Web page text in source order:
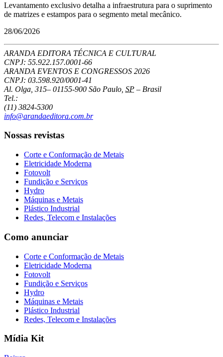
Levantamento exclusivo detalha a infraestrutura para o suprimento
de matrizes e estampos para o segmento metal mecânico.
28/06/2026
ARANDA EDITORA TÉCNICA E CULTURAL
CNPJ: 55.922.157.0001-66
ARANDA EVENTOS E CONGRESSOS 2026
CNPJ: 03.598.920/0001-41
Al. Olga, 315– 01155-900 São Paulo SP – Brasil
Tel.:
(11) 3824-5300
info@arandaeditora.com.br
Nossas revistas
Corte e Conformação de Metais
Eletricidade Moderna
Fotovolt
Fundição e Serviços
Hydro
Máquinas e Metais
Plástico Industrial
Redes, Telecom e Instalações
Como anunciar
Corte e Conformação de Metais
Eletricidade Moderna
Fotovolt
Fundição e Serviços
Hydro
Máquinas e Metais
Plástico Industrial
Redes, Telecom e Instalações
Mídia Kit